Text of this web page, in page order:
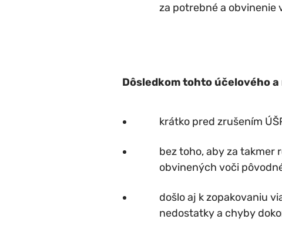
za potrebné a obvinenie
Dôsledkom tohto účelového
krátko pred zrušením
bez toho, aby za takmer
obvinených voči
došlo aj k zopakovaniu
nedostatky a chyby